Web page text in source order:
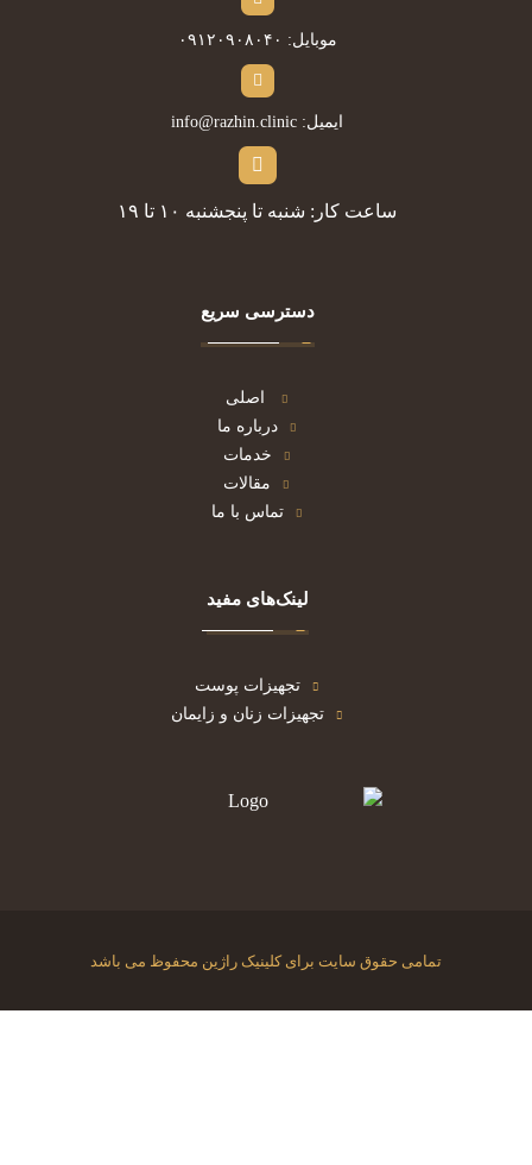
موبایل: ۰۹۱۲۰۹۰۸۰۴۰
ایمیل: info@razhin.clinic
ساعت کار: شنبه تا پنجشنبه ۱۰ تا ۱۹
دسترسی سریع
اصلی
درباره ما
خدمات
مقالات
تماس با ما
لینک‌های مفید
تجهیزات پوست
تجهیزات زنان و زایمان
تمامی حقوق سایت برای کلینیک راژین محفوظ می باشد